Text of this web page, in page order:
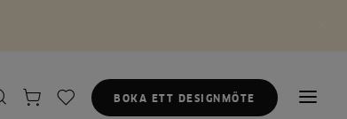
BOKA ETT DESIGNMÖTE